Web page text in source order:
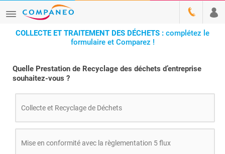
COLLECTE ET TRAITEMENT DES DÉCHETS : complétez le
formulaire et Comparez !
Quelle Prestation de Recyclage des déchets d’entreprise
souhaitez-vous ?
Collecte et Recyclage de Déchets
Mise en conformité avec la règlementation 5 flux